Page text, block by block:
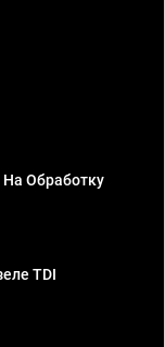
Обработку
TDI